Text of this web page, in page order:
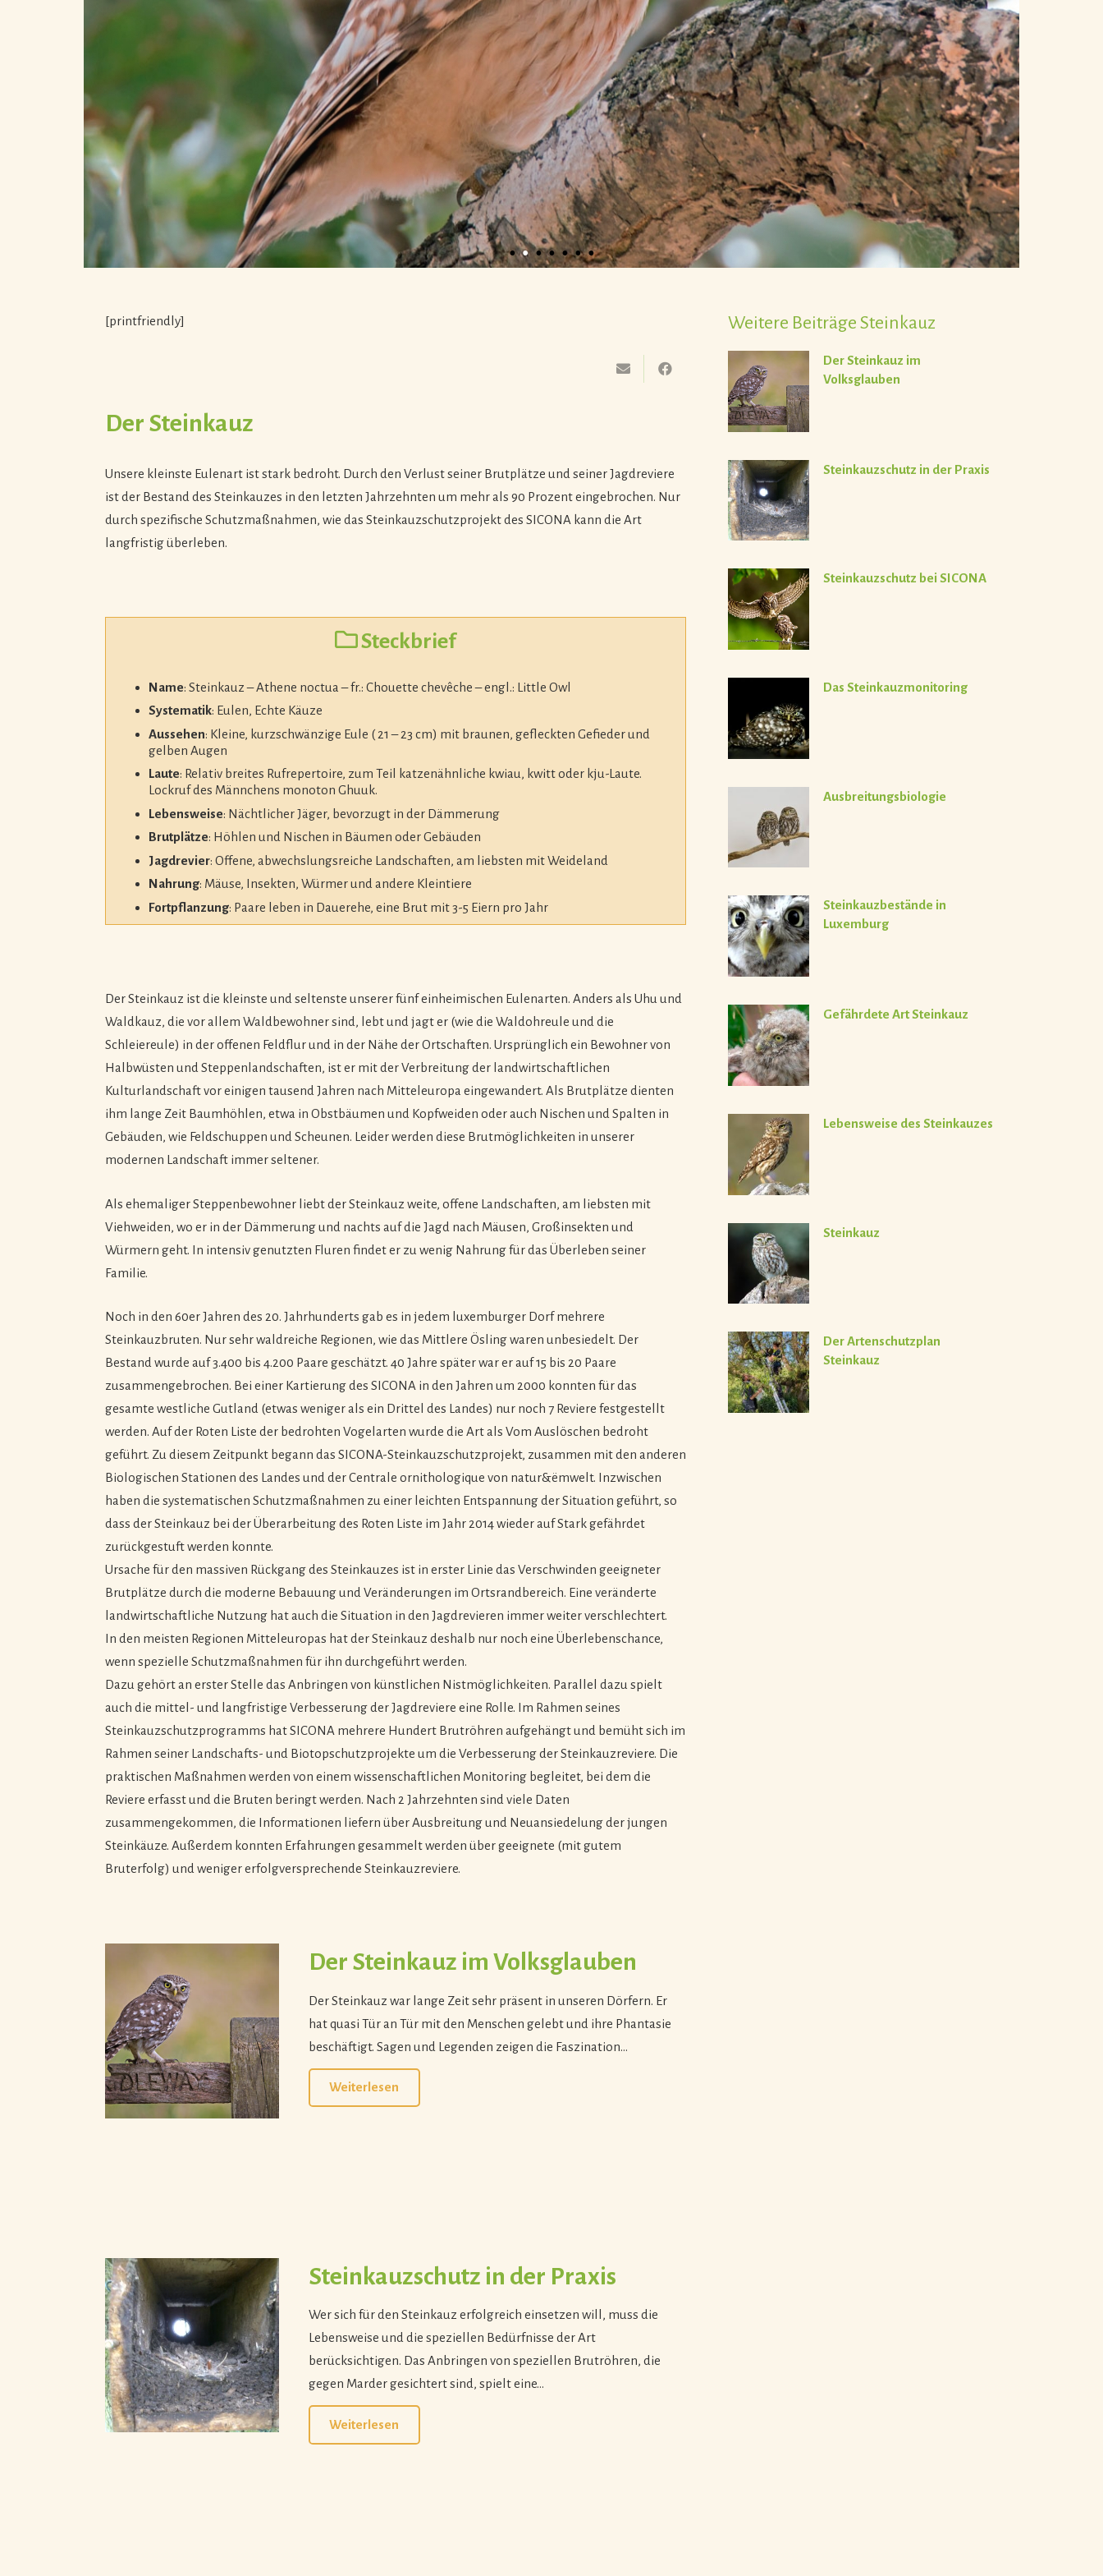
[printfriendly]
Der Steinkauz
Unsere kleinste Eulenart ist stark bedroht. Durch den Verlust seiner Brutplätze und seiner Jagdreviere
ist der Bestand des Steinkauzes in den letzten Jahrzehnten um mehr als 90 Prozent eingebrochen. Nur
durch spezifische Schutzmaßnahmen, wie das Steinkauzschutzprojekt des SICONA kann die Art
langfristig überleben.
Steckbrief
Name: Steinkauz – Athene noctua – fr.: Chouette chevêche – engl.: Little Owl
Systematik: Eulen, Echte Käuze
Aussehen: Kleine, kurzschwänzige Eule ( 21 – 23 cm) mit braunen, gefleckten Gefieder und
gelben Augen
Laute: Relativ breites Rufrepertoire, zum Teil katzenähnliche kwiau, kwitt oder kju-Laute.
Lockruf des Männchens monoton Ghuuk.
Lebensweise: Nächtlicher Jäger, bevorzugt in der Dämmerung
Brutplätze: Höhlen und Nischen in Bäumen oder Gebäuden
Jagdrevier: Offene, abwechslungsreiche Landschaften, am liebsten mit Weideland
Nahrung: Mäuse, Insekten, Würmer und andere Kleintiere
Fortpflanzung: Paare leben in Dauerehe, eine Brut mit 3-5 Eiern pro Jahr
Der Steinkauz ist die kleinste und seltenste unserer fünf einheimischen Eulenarten. Anders als Uhu und
Waldkauz, die vor allem Waldbewohner sind, lebt und jagt er (wie die Waldohreule und die
Schleiereule) in der offenen Feldflur und in der Nähe der Ortschaften. Ursprünglich ein Bewohner von
Halbwüsten und Steppenlandschaften, ist er mit der Verbreitung der landwirtschaftlichen
Kulturlandschaft vor einigen tausend Jahren nach Mitteleuropa eingewandert. Als Brutplätze dienten
ihm lange Zeit Baumhöhlen, etwa in Obstbäumen und Kopfweiden oder auch Nischen und Spalten in
Gebäuden, wie Feldschuppen und Scheunen. Leider werden diese Brutmöglichkeiten in unserer
modernen Landschaft immer seltener.
Als ehemaliger Steppenbewohner liebt der Steinkauz weite, offene Landschaften, am liebsten mit
Viehweiden, wo er in der Dämmerung und nachts auf die Jagd nach Mäusen, Großinsekten und
Würmern geht. In intensiv genutzten Fluren findet er zu wenig Nahrung für das Überleben seiner
Familie.
Noch in den 60er Jahren des 20. Jahrhunderts gab es in jedem luxemburger Dorf mehrere
Steinkauzbruten. Nur sehr waldreiche Regionen, wie das Mittlere Ösling waren unbesiedelt. Der
Bestand wurde auf 3.400 bis 4.200 Paare geschätzt. 40 Jahre später war er auf 15 bis 20 Paare
zusammengebrochen. Bei einer Kartierung des SICONA in den Jahren um 2000 konnten für das
gesamte westliche Gutland (etwas weniger als ein Drittel des Landes) nur noch 7 Reviere festgestellt
werden. Auf der Roten Liste der bedrohten Vogelarten wurde die Art als Vom Auslöschen bedroht
geführt. Zu diesem Zeitpunkt begann das SICONA-Steinkauzschutzprojekt, zusammen mit den anderen
Biologischen Stationen des Landes und der Centrale ornithologique von natur&ëmwelt. Inzwischen
haben die systematischen Schutzmaßnahmen zu einer leichten Entspannung der Situation geführt, so
dass der Steinkauz bei der Überarbeitung des Roten Liste im Jahr 2014 wieder auf Stark gefährdet
zurückgestuft werden konnte.
Ursache für den massiven Rückgang des Steinkauzes ist in erster Linie das Verschwinden geeigneter
Brutplätze durch die moderne Bebauung und Veränderungen im Ortsrandbereich. Eine veränderte
landwirtschaftliche Nutzung hat auch die Situation in den Jagdrevieren immer weiter verschlechtert.
In den meisten Regionen Mitteleuropas hat der Steinkauz deshalb nur noch eine Überlebenschance,
wenn spezielle Schutzmaßnahmen für ihn durchgeführt werden.
Dazu gehört an erster Stelle das Anbringen von künstlichen Nistmöglichkeiten. Parallel dazu spielt
auch die mittel- und langfristige Verbesserung der Jagdreviere eine Rolle. Im Rahmen seines
Steinkauzschutzprogramms hat SICONA mehrere Hundert Brutröhren aufgehängt und bemüht sich im
Rahmen seiner Landschafts- und Biotopschutzprojekte um die Verbesserung der Steinkauzreviere. Die
praktischen Maßnahmen werden von einem wissenschaftlichen Monitoring begleitet, bei dem die
Reviere erfasst und die Bruten beringt werden. Nach 2 Jahrzehnten sind viele Daten
zusammengekommen, die Informationen liefern über Ausbreitung und Neuansiedelung der jungen
Steinkäuze. Außerdem konnten Erfahrungen gesammelt werden über geeignete (mit gutem
Bruterfolg) und weniger erfolgversprechende Steinkauzreviere.
Der Steinkauz im Volksglauben
Der Steinkauz war lange Zeit sehr präsent in unseren Dörfern. Er
hat quasi Tür an Tür mit den Menschen gelebt und ihre Phantasie
beschäftigt. Sagen und Legenden zeigen die Faszination…
Weiterlesen
Steinkauzschutz in der Praxis
Wer sich für den Steinkauz erfolgreich einsetzen will, muss die
Lebensweise und die speziellen Bedürfnisse der Art
berücksichtigen. Das Anbringen von speziellen Brutröhren, die
gegen Marder gesichtert sind, spielt eine…
Weiterlesen
Weitere Beiträge Steinkauz
Der Steinkauz im
Volksglauben
Steinkauzschutz in der Praxis
Steinkauzschutz bei SICONA
Das Steinkauzmonitoring
Ausbreitungsbiologie
Steinkauzbestände in
Luxemburg
Gefährdete Art Steinkauz
Lebensweise des Steinkauzes
Steinkauz
Der Artenschutzplan
Steinkauz